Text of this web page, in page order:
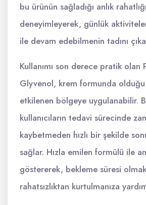
bu ürünün sağladığı anlık rahatlığı
deneyimleyerek, günlük
ile devam edebilmenin tadını
Kullanımı son derece pratik olan
Glyvenol, krem formunda
etkilenen bölgeye uygulanabilir.
kullanıcıların tedavi sürecinde
kaybetmeden hızlı bir şekilde
sağlar. Hızla emilen formülü ile
göstererek, bekleme süresi
rahatsızlıktan kurtulmanıza